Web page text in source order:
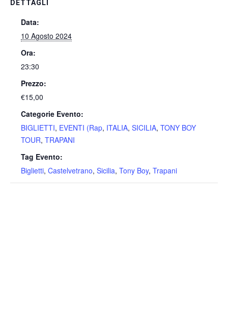
DETTAGLI
Data:
10 Agosto 2024
Ora:
23:30
Prezzo:
€15,00
Categorie Evento:
BIGLIETTI, EVENTI (Rap, ITALIA, SICILIA, TONY BOY
TOUR, TRAPANI
Tag Evento:
Biglietti, Castelvetrano, Sicilia, Tony Boy, Trapani